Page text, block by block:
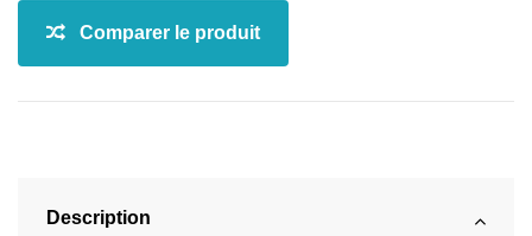
Description